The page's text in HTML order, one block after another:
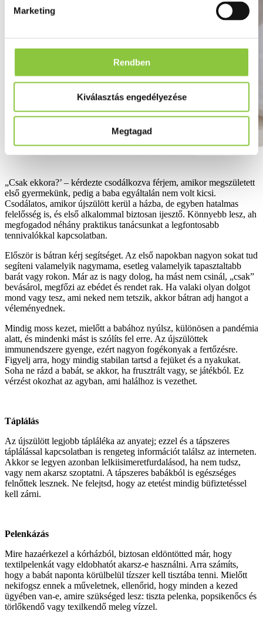
Marketing
Rendben
Kiválasztás engedélyezése
Megtagad
„Csak ekkora?’ – kérdezte csodálkozva férjem, amikor megszületett
első gyermekünk, pedig a baba egyáltalán nem volt kicsi.
Csodálatos, amikor újszülött kerül a házba, de egyben hatalmas
felelősség is, és első alkalommal biztosan ijesztő. Könnyebb lesz, ah
megfogadod néhány praktikus tanácsunkat a legfontosabb
tennivalókkal kapcsolatban.
Először is bátran kérj segítséget. Az első napokban nagyon sokat tud
segíteni valamelyik nagymama, esetleg valamelyik tapasztaltabb
barát vagy rokon. Már az is nagy dolog, ha mást nem csinál, „csak”
bevásárol, megfőzi az ebédet és rendet rak. Ha valaki olyan dolgot
mond vagy tesz, ami neked nem tetszik, akkor bátran adj hangot a
véleményednek.
Mindig moss kezet, mielőtt a babához nyúlsz, különösen a pandémia
alatt, és mindenki mást is szólíts fel erre. Az újszülöttek
immunendszere gyenge, ezért nagyon fogékonyak a fertőzésre.
Figyelj arra, hogy mindig stabilan tartsd a fejüket és a nyakukat.
Soha ne rázd a babát, se akkor, ha frusztrált vagy, se játékból. Ez
vérzést okozhat az agyban, ami halálhoz is vezethet.
Táplálás
Az újszülött legjobb tápláléka az anyatej; ezzel és a tápszeres
táplálással kapcsolatban is rengeteg információt találsz az interneten.
Akkor se legyen azonban lelkiisimeretfurdalásod, ha nem tudsz,
vagy nem akarsz szoptatni. A tápszeres babákból is egészséges
felnőttek lesznek. Ne felejtsd, hogy az etetést mindig büfiztetéssel
kell zárni.
Pelenkázás
Mire hazaérkezel a kórházból, biztosan eldöntötted már, hogy
textilpelenkát vagy eldobhatót akarsz-e használni. Arra számíts,
hogy a babát naponta körülbelül tízszer kell tisztába tenni. Mielőtt
nekifogsz ennek a műveletnek, ellenőrid, hogy minden a kezed
ügyében van-e, amire szükséged lesz: tiszta pelenka, popsikenőcs és
törlőkendő vagy texilkendő meleg vízzel.